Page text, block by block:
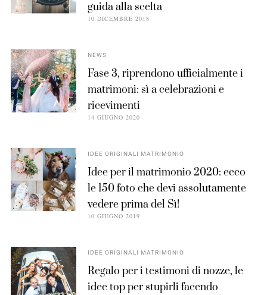
guida alla scelta
10 DICEMBRE 2018
NEWS
Fase 3, riprendono ufficialmente i
matrimoni: sì a celebrazioni e
ricevimenti
14 GIUGNO 2020
IDEE ORIGINALI MATRIMONIO
Idee per il matrimonio 2020: ecco
le 150 foto che devi assolutamente
vedere prima del Sì!
10 GIUGNO 2019
IDEE ORIGINALI MATRIMONIO
Regalo per i testimoni di nozze, le
idee top per stupirli facendo